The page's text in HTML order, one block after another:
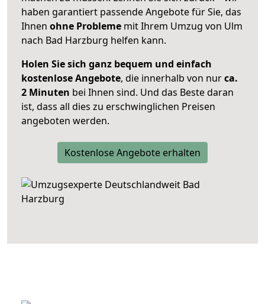
haben garantiert passende Angebote für Sie, das
Ihnen ohne Probleme mit Ihrem Umzug von Ulm
nach Bad Harzburg helfen kann.
Holen Sie sich ganz bequem und einfach
kostenlose Angebote, die innerhalb von nurca.
2 Minuten bei Ihnen sind. Und das Beste daran
ist, dass all dies zu erschwinglichen Preisen
angeboten werden.
Kostenlose Angebote erhalten